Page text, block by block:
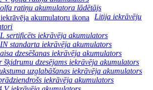
ratiņu akumulatora lādētājs
Litija iekrāvēju
sertificēts iekrāvēja akumulators
standarta iekrāvēja akumulators
dzesēšanas iekrāvēja akumulators
šķidrumu dzesējams iekrāvēja akumulators
uzglabāšanas iekrāvēja akumulators
iekrāvēja akumulators